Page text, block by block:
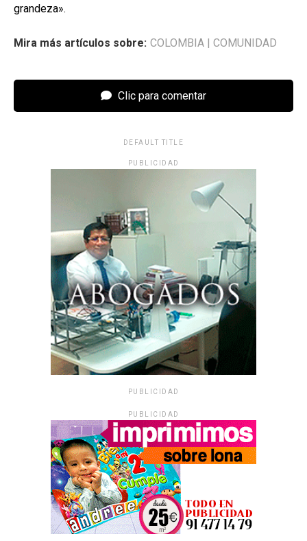
grandeza».
Mira más artículos sobre: COLOMBIA COMUNIDAD
Clic para comentar
DEFAULT TITLE
PUBLICIDAD
PUBLICIDAD
PUBLICIDAD